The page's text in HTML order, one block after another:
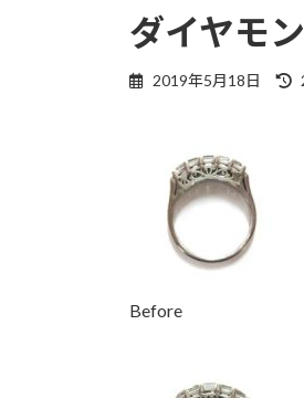
ダイヤモ
2019年5月18日
Before